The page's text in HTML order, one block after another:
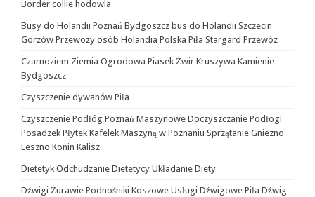
Border collie hodowla
Busy do Holandii Poznań Bydgoszcz bus do Holandii Szczecin
Gorzów Przewozy osób Holandia Polska Piła Stargard Przewóz
Czarnoziem Ziemia Ogrodowa Piasek Żwir Kruszywa Kamienie
Bydgoszcz
Czyszczenie dywanów Piła
Czyszczenie Podłóg Poznań Maszynowe Doczyszczanie Podłogi
Posadzek Płytek Kafelek Maszyną w Poznaniu Sprzątanie Gniezno
Leszno Konin Kalisz
Dietetyk Odchudzanie Dietetycy Układanie Diety
Dźwigi Żurawie Podnośniki Koszowe Usługi Dźwigowe Piła Dźwig